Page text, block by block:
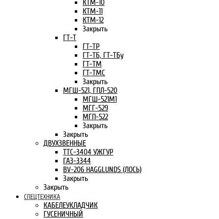
КТМ-10
КТМ-11
КТМ-12
Закрыть
ГТ-Т
ГТ-ТР
ГТ-ТБ, ГТ-ТБу
ГТ-ТМ
ГТ-ТМС
Закрыть
МГШ-521, ГПЛ-520
МГШ-521М1
МГГ-529
МГП-522
Закрыть
Закрыть
ДВУХЗВЕННЫЕ
ТТС-3404 УЖГУР
ГАЗ-3344
BV-206 HAGGLUNDS (ЛОСЬ)
Закрыть
Закрыть
СПЕЦТЕХНИКА
КАБЕЛЕУКЛАДЧИК
ГУСЕНИЧНЫЙ